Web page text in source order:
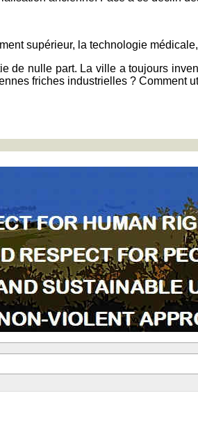
supérieur, la technologie
de nulle part. La ville a toujours
friches industrielles ? Comment